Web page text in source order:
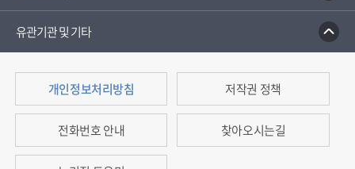
유관기관 및 기타
개인정보처리방침 저작권 정책
전화번호 안내 찾아오시는길